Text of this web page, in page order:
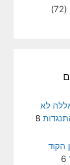
(72)
לא
8
הקוד
6